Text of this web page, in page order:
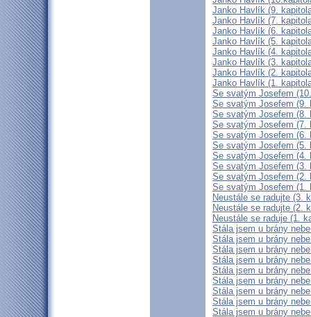
Janko Havlík (9.
Janko Havlík (7.
Janko Havlík (6.
Janko Havlík (5.
Janko Havlík (4.
Janko Havlík (3.
Janko Havlík (2.
Janko Havlík (1.
Se svatým Josefem
Se svatým Josefem (9.
Se svatým Josefem (8.
Se svatým Josefem (7.
Se svatým Josefem (6.
Se svatým Josefem (5.
Se svatým Josefem (4.
Se svatým Josefem (3.
Se svatým Josefem (2.
Se svatým Josefem (1.
Neustále se radujte (3.
Neustále se radujte (2.
Neustále se raduje (1.
Stála jsem u brány
Stála jsem u brány
Stála jsem u brány
Stála jsem u brány
Stála jsem u brány
Stála jsem u brány
Stála jsem u brány
Stála jsem u brány
Stála jsem u brány